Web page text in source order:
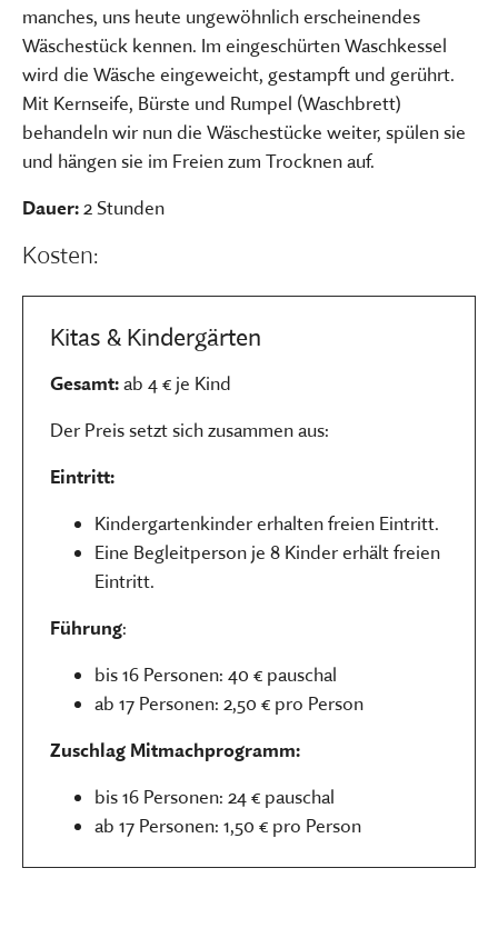
manches, uns heute ungewöhnlich erscheinendes
Wäschestück kennen. Im eingeschürten Waschkessel
wird die Wäsche eingeweicht, gestampft und gerührt.
Mit Kernseife, Bürste und Rumpel (Waschbrett)
behandeln wir nun die Wäschestücke weiter, spülen sie
und hängen sie im Freien zum Trocknen auf.
Dauer: 2 Stunden
Kosten:
Kitas & Kindergärten
Gesamt:ab 4 € je Kind
Der Preis setzt sich zusammen aus:
Eintritt:
Kindergartenkinder erhalten freien Eintritt.
Eine Begleitperson je 8 Kinder erhält freien
Eintritt.
Führung:
bis 16 Personen: 40 € pauschal
ab 17 Personen: 2,50 € pro Person
Zuschlag Mitmachprogramm:
bis 16 Personen: 24 € pauschal
ab 17 Personen: 1,50 € pro Person